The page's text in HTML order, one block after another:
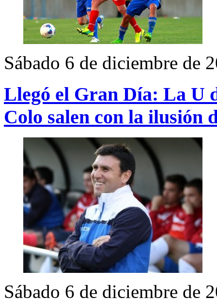
Sábado 6 de diciembre de
Llegó el Gran Día: La U
Colo salen con la ilusión
Sábado 6 de diciembre de